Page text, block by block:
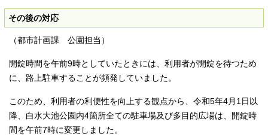
その後の対応
（都市計画課 公園担当）
開錠時間を午前9時としていたときには、利用者が開錠を待つため
に、路上駐車することが頻発していました。
このため、利用者の利便性を向上する観点から、令和5年4月1日以
降、白水大池公園内4箇所全ての駐車場及び多目的広場は、開錠時
間を午前7時に変更しました。